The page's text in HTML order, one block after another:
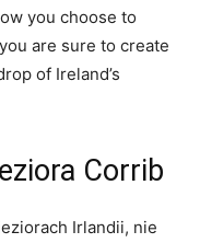
​you choose to
are sure to create
‍of Ireland’s
Corrib
Irlandii, nie